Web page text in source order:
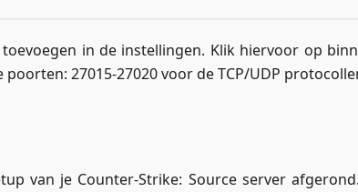
in de instellingen. Klik hiervoor op
27015-27020 voor de TCP/UDP
van je Counter-Strike: Source server